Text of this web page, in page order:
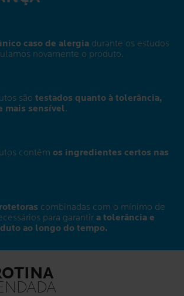
caso de alergia durante os estudos
novamente o produto.
são testados quanto à tolerância,
mais sensível.
contêm os ingredientes certos nas
combinadas com o mínimo de
para garantir a tolerância e
ao longo do tempo.